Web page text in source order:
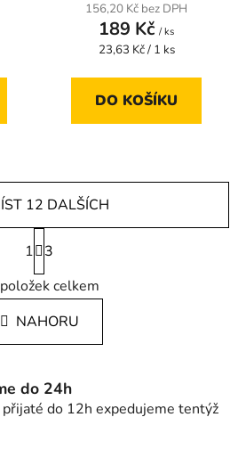
156,20 Kč bez DPH
189 Kč / ks
Měrná
23,63 Kč / 1 ks
DO KOŠÍKU
O
v
l
á
d
c
í
12 DALŠÍCH
S
t
r
á
n
k
n
í
1
3
položek celkem
NAHORU
do 24h
přijaté do 12h expedujeme tentýž